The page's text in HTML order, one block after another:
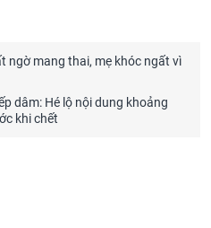
ngờ mang thai, mẹ khóc ngất vì
dâm: Hé lộ nội dung khoảng
khi chết